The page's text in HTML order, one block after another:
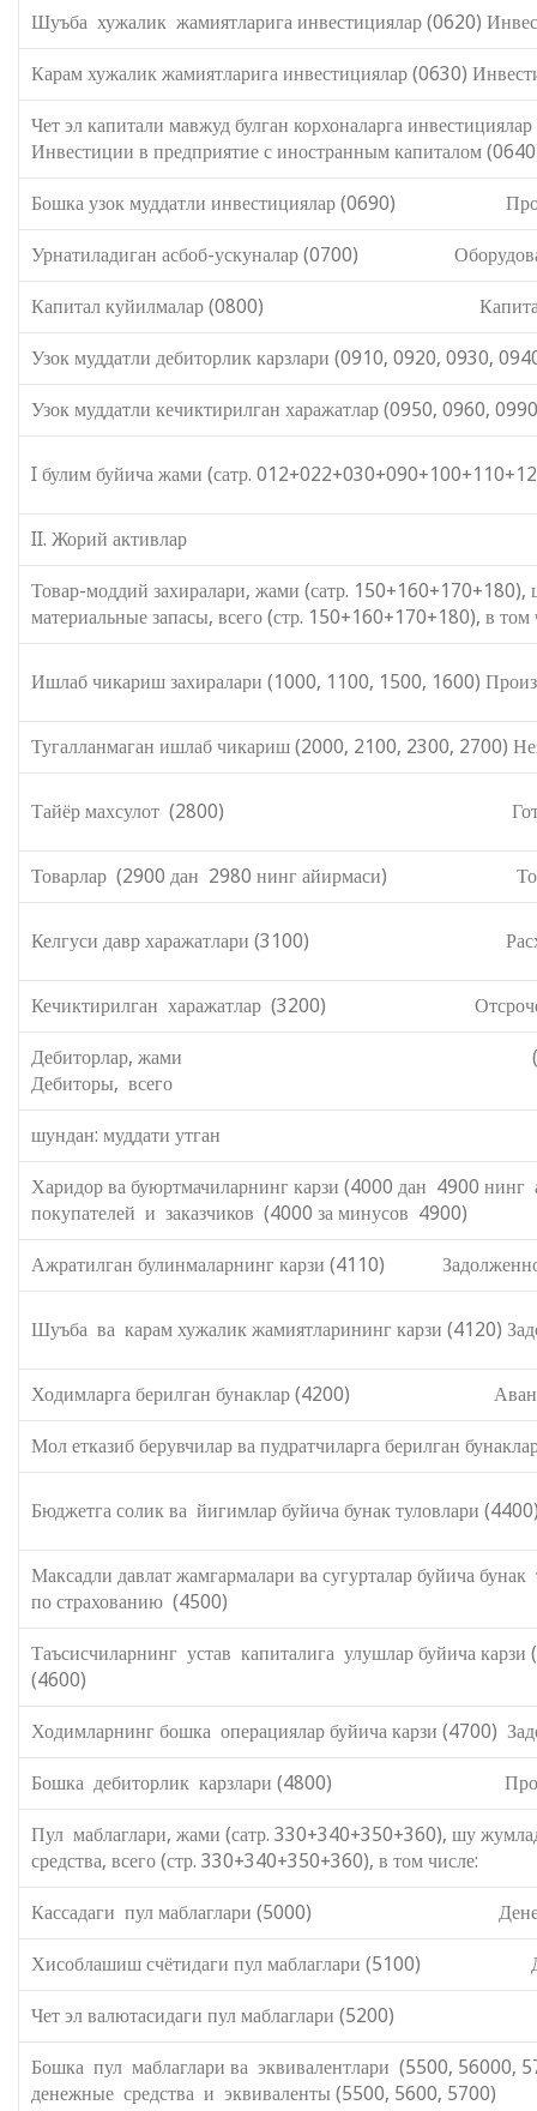
Шуъба хужалик жамиятларига инвестициялар (0620)
Карам хужалик жамиятларига инвестициялар (0630)
Чет эл капитали мавжуд булган
Инвестиции в предприятие с иностранным капиталом
Бошка узок муддатли инвестициялар (0690)
Урнатиладиган асбоб-ускуналар (0700)
Капитал куйилмалар (0800)
Узок муддатли дебиторлик карзлари (0910, 0920, 0930,
Узок муддатли кечиктирилган харажатлар (0950, 0960,
I булим буйича жами (сатр.
II. Жорий активлар II.
Товар-моддий захиралари, жами
материальные запасы, всего (стр. 150+160+170+180), в том
Ишлаб чикариш захиралари (1000, 1100, 1500, 1600)
Тугалланмаган ишлаб чикариш (2000, 2100, 2300, 2700)
Тайёр махсулот (2800) Готовая
Товарлар (2900 дан 2980 нинг айирмаси)
Келгуси давр харажатлари (3100) Расходы
Кечиктирилган харажатлар (3200)
Дебиторлар, жами (сатр.
Дебиторы, всего (стр.
шундан: муддати утган из нее:
Харидор ва буюртмачиларнинг карзи
покупателей и заказчиков (4000 за минусов 4900)
Ажратилган булинмаларнинг карзи (4110)
Шуъба ва карам хужалик жамиятларининг карзи (4120)
Ходимларга берилган бунаклар (4200) Авансы,
Мол етказиб берувчилар ва пудратчиларга берилган
Бюджетга солик ва йигимлар буйича бунак туловлари
Максадли давлат жамгармалари ва сугурталар буйича
по страхованию (4500)
Таъсисчиларнинг устав капиталига улушлар буйича
(4600)
Ходимларнинг бошка операциялар буйича карзи (4700)
Бошка дебиторлик карзлари (4800) Прочие
Пул маблаглари, жами (сатр.
средства, всего (стр. 330+340+350+360), в том числе:
Кассадаги пул маблаглари (5000) Денежные
Хисоблашиш счётидаги пул маблаглари (5100)
Чет эл валютасидаги пул маблаглари (5200)
Бошка пул маблаглари ва
денежные средства и эквиваленты (5500, 5600, 5700)